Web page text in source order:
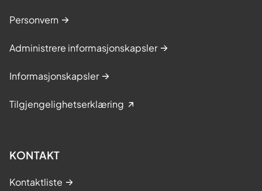
Personvern
Administrere informasjonskapsler
Informasjonskapsler
Tilgjengelighetserklæring
KONTAKT
Kontaktliste